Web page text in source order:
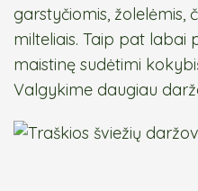
garstyčiomis, žolelėmis,
milteliais. Taip pat labai
maistinę sudėtimi
Valgykime daugiau